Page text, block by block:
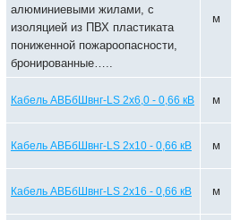
алюминиевыми жилами, с
изоляцией из ПВХ пластиката
пониженной пожароопасности,
бронированные…..
м
Кабель АВБбШвнг-LS 2х6,0 - 0,66 кВ м
Кабель АВБбШвнг-LS 2х10 - 0,66 кВ м
Кабель АВБбШвнг-LS 2х16 - 0,66 кВ м